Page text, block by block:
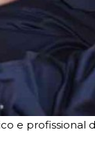
e profissional